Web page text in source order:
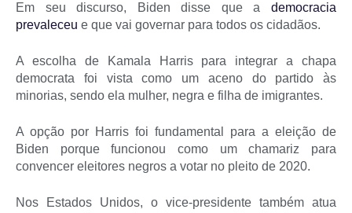
Em seu discurso, Biden disse que a democracia
prevaleceu e que vai governar para todos os cidadãos.
A escolha de Kamala Harris para integrar a chapa
democrata foi vista como um aceno do partido às
minorias, sendo ela mulher, negra e filha de imigrantes.
A opção por Harris foi fundamental para a eleição de
Biden porque funcionou como um chamariz para
convencer eleitores negros a votar no pleito de 2020.
Nos Estados Unidos, o vice-presidente também atua